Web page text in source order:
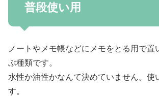
普段使い用
ノートやメモ帳などにメモをとる用で置
ぶ種類です。
水性か油性かなんて決めていません。使
す。